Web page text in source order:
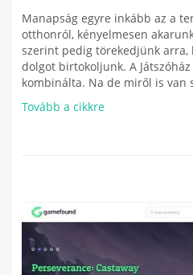
Manapság egyre inkább az a
otthonról, kényelmesen
szerint pedig törekedjünk arra,
dolgot birtokoljunk. A
kombinálta. Na de miről is van
Tovább a cikkre